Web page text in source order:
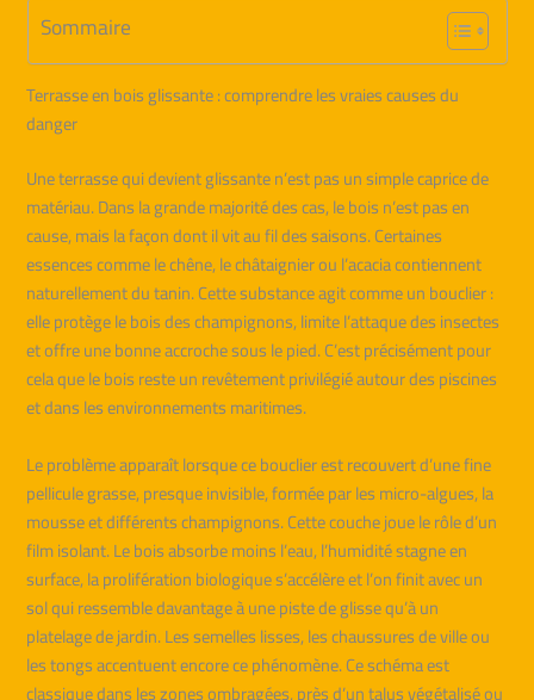
Sommaire
Terrasse en bois glissante : comprendre les vraies causes du
danger
Une terrasse qui devient glissante n’est pas un simple caprice de
matériau. Dans la grande majorité des cas, le bois n’est pas en
cause, mais la façon dont il vit au fil des saisons. Certaines
essences comme le chêne, le châtaignier ou l’acacia contiennent
naturellement du tanin. Cette substance agit comme un bouclier :
elle protège le bois des champignons, limite l’attaque des insectes
et offre une bonne accroche sous le pied. C’est précisément pour
cela que le bois reste un revêtement privilégié autour des piscines
et dans les environnements maritimes.
Le problème apparaît lorsque ce bouclier est recouvert d’une fine
pellicule grasse, presque invisible, formée par les micro-algues, la
mousse et différents champignons. Cette couche joue le rôle d’un
film isolant. Le bois absorbe moins l’eau, l’humidité stagne en
surface, la prolifération biologique s’accélère et l’on finit avec un
sol qui ressemble davantage à une piste de glisse qu’à un
platelage de jardin. Les semelles lisses, les chaussures de ville ou
les tongs accentuent encore ce phénomène. Ce schéma est
classique dans les zones ombragées, près d’un talus végétalisé ou